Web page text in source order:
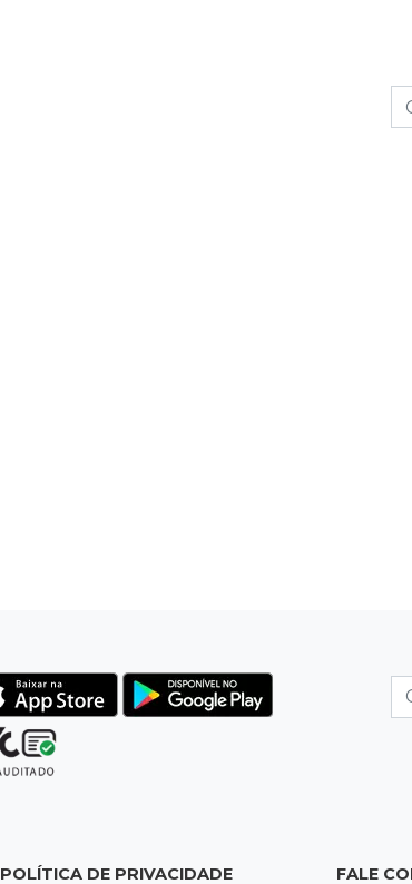
POLÍTICA DE PRIVACIDADE FALE